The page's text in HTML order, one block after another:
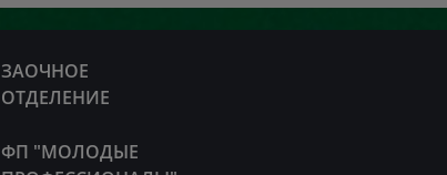
ЗАОЧНОЕ
ОТДЕЛЕНИЕ
ФП "МОЛОДЫЕ